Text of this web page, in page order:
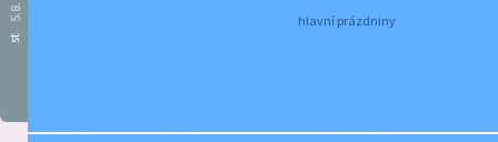
st
5.8. hlavní prázdniny